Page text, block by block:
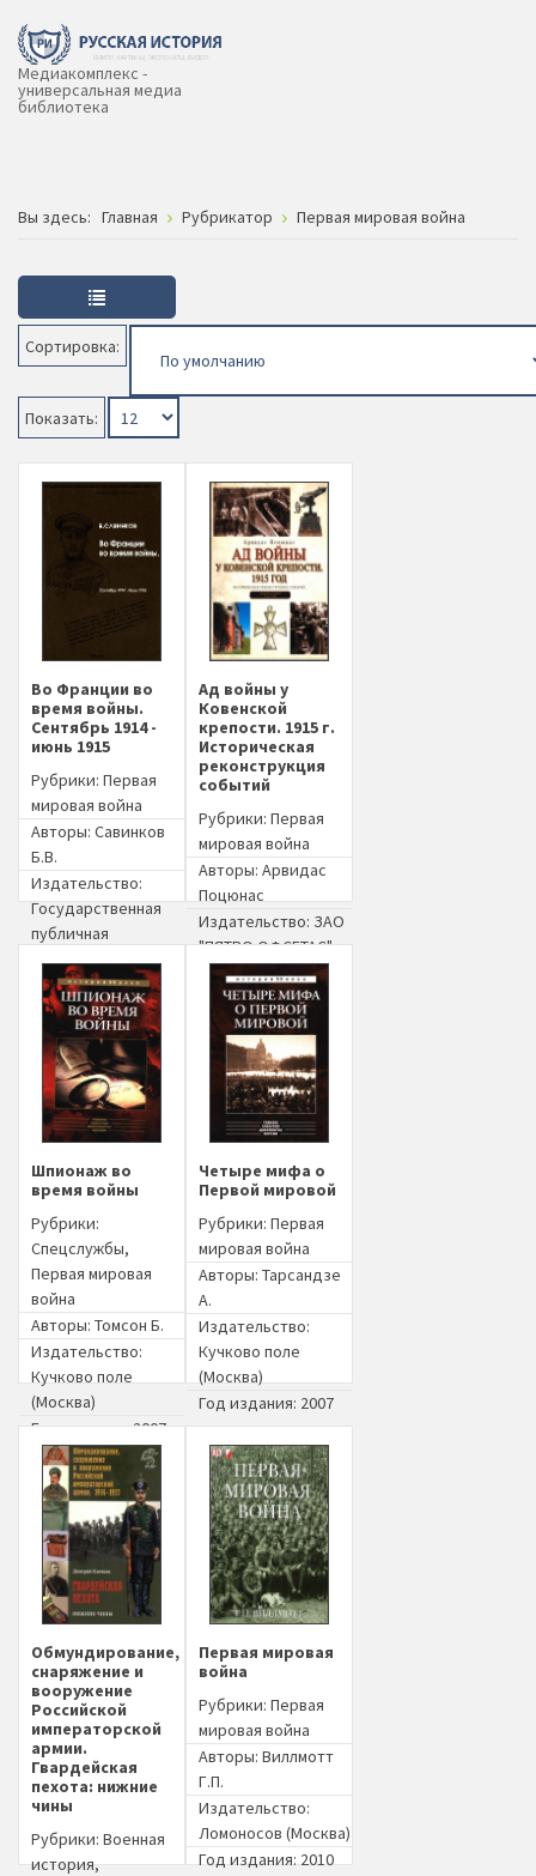
Медиакомплекс -
универсальная медиа
библиотека
Вы здесь: Главная Рубрикатор Первая мировая война
Сортировка:
Показать:
Во Франции во
время войны.
Сентябрь 1914 -
июнь 1915
Рубрики: Первая
мировая война
Авторы: Савинков
Б.В.
Издательство:
Государственная
публичная
историческая
библиотека России
Год издания: 2008
Ад войны у
Ковенской
крепости. 1915 г.
Историческая
реконструкция
событий
Рубрики: Первая
мировая война
Авторы: Арвидас
Поцюнас
Издательство: ЗАО
"ПЯТРО ОФСЕТАС",
Вильнюс
Год издания: 2012
Шпионаж во
время войны
Рубрики:
Спецслужбы,
Первая мировая
война
Авторы: Томсон Б.
Издательство:
Кучково поле
(Москва)
Год издания: 2007
Четыре мифа о
Первой мировой
Рубрики: Первая
мировая война
Авторы: Тарсандзе
А.
Издательство:
Кучково поле
(Москва)
Год издания: 2007
Обмундирование,
снаряжение и
вооружение
Российской
императорской
армии.
Гвардейская
пехота: нижние
чины
Рубрики: Военная
история,
Первая мировая
война
Рубрики: Первая
мировая война
Авторы: Виллмотт
Г.П.
Издательство:
Ломоносов (Москва)
Год издания: 2010